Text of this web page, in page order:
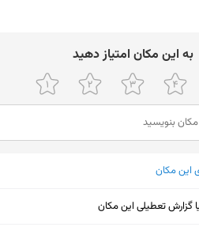
۸ تا ۱۴
۸ تا ۱۴
ﺑﻪ اﯾﻦ ﻣﮑﺎن اﻣﺘﯿﺎز دﻫﯿﺪ
این مکان
گزارش تعطیلی این مکان